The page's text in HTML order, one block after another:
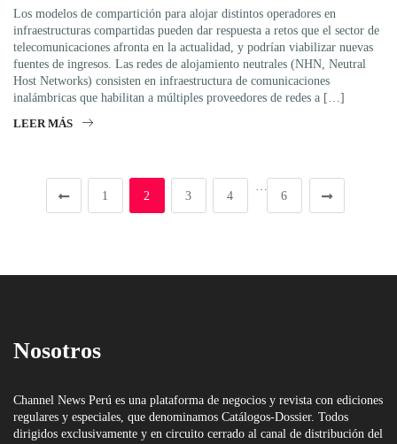
Los modelos de compartición para alojar distintos operadores en
infraestructuras compartidas pueden dar respuesta a retos que el sector de
telecomunicaciones afronta en la actualidad, y podrían viabilizar nuevas
fuentes de ingresos. Las redes de alojamiento neutrales (NHN, Neutral
Host Networks) consisten en infraestructura de comunicaciones
inalámbricas que habilitan a múltiples proveedores de redes a […]
LEER MÁS
1 2 3 4 6
Nosotros
Channel News Perú es una plataforma de negocios y revista con ediciones
regulares y especiales, que denominamos Catálogos-Dossier. Todos
dirigidos exclusivamente y en circuito cerrado al canal de distribución del